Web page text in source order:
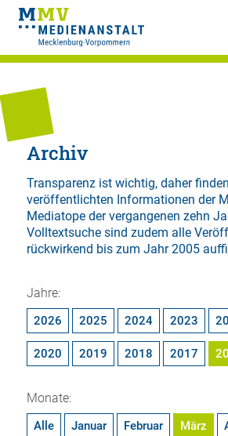
Archiv
Transparenz ist wichtig, daher
veröffentlichten Informationen der
Mediatope der vergangenen zehn
Volltextsuchesind zudem alle
rückwirkend bis zum Jahr 2005
Jahre:
2026 2025 2024 2023
2020 2019 2018 2017
Monate:
Alle Januar Februar März